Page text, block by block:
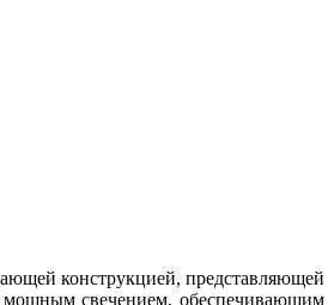
конструкцией, представляющей
мощным свечением, обеспечивающим